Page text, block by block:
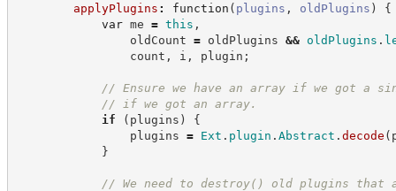
applyPlugins : function ( plugins , oldPlugins )
{
var me = this ,
oldCount = oldPlugins && oldPlugins .
count , i , plugin ;
// Ensure we have an array if we got a
// if we got an array.
if
( plugins )
{
plugins = Ext . plugin . Abstract . decode (
}
// We need to destroy() old plugins that